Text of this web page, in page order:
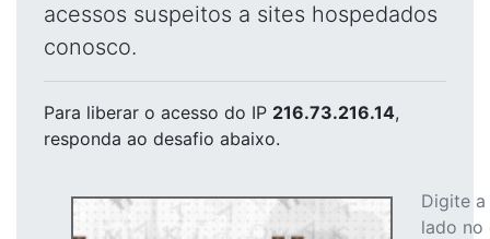
acessos suspeitos a sites hospedados
conosco.
Para liberar o acesso do IP 216.73.216.14,
responda ao desafio abaixo.
Digite
lado no